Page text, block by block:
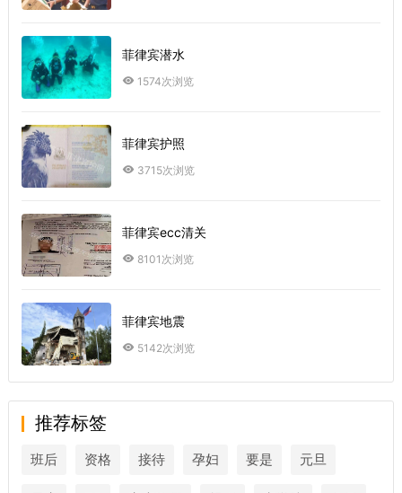
菲律宾潜水
1574次浏览
菲律宾护照
3715次浏览
菲律宾ecc清关
8101次浏览
菲律宾地震
5142次浏览
推荐标签
班后 资格 接待 孕妇 要是 元旦